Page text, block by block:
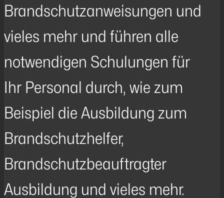
Brandschutzanweisungen und
vieles mehr und führen alle
notwendigen Schulungen für
Ihr Personal durch, wie zum
Beispiel die Ausbildung zum
Brandschutzhelfer,
Brandschutzbeauftragter
Ausbildung und vieles mehr.